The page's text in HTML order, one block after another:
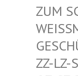
M
LZ-SZ-